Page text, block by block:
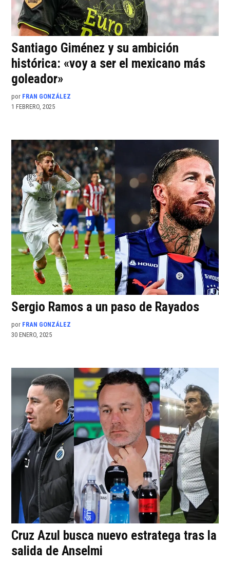
Santiago Giménez y su ambición
histórica: «voy a ser el mexicano más
goleador»
por FRAN GONZÁLEZ
1 FEBRERO, 2025
Sergio Ramos a un paso de Rayados
por FRAN GONZÁLEZ
30 ENERO, 2025
Cruz Azul busca nuevo estratega tras la
salida de Anselmi